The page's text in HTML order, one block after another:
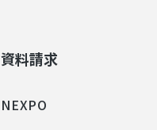
資料請求
NEXPO